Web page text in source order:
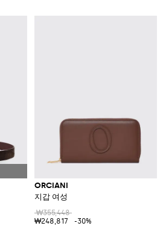
ORCIANI
지갑 여성
₩355,448
₩248,817
-30%